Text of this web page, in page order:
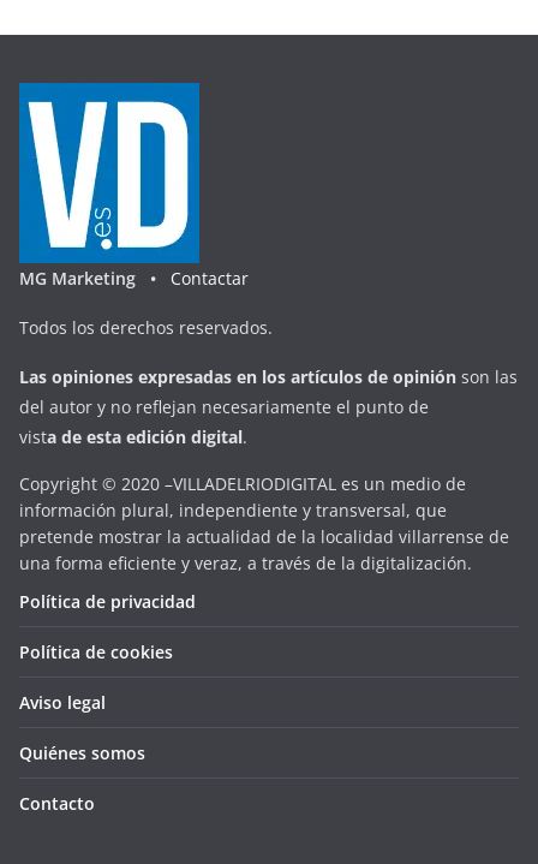
MG Marketing • Contactar
Todos los derechos reservados.
Las opiniones expresadas en los artículos de opinión son las
del autor y no reflejan necesariamente el punto de
vista de esta edición digital.
Copyright © 2020 –VILLADELRIODIGITAL es un medio de
información plural, independiente y transversal, que
pretende mostrar la actualidad de la localidad villarrense de
una forma eficiente y veraz, a través de la digitalización.
Política de privacidad
Política de cookies
Aviso legal
Quiénes somos
Contacto